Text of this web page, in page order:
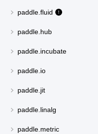
paddle.fluid
paddle.hub
paddle.incubate
paddle.io
paddle.jit
paddle.linalg
paddle.metric